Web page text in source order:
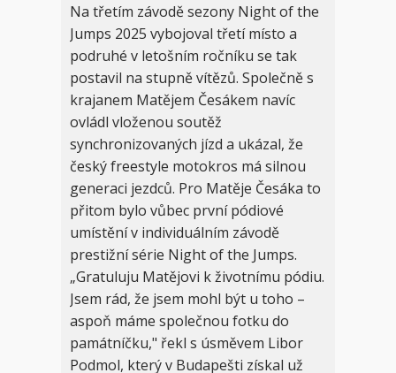
Na třetím závodě sezony Night of the
Jumps 2025 vybojoval třetí místo a
podruhé v letošním ročníku se tak
postavil na stupně vítězů. Společně s
krajanem Matějem Česákem navíc
ovládl vloženou soutěž
synchronizovaných jízd a ukázal, že
český freestyle motokros má silnou
generaci jezdců. Pro Matěje Česáka to
přitom bylo vůbec první pódiové
umístění v individuálním závodě
prestižní série Night of the Jumps.
„Gratuluju Matějovi k životnímu pódiu.
Jsem rád, že jsem mohl být u toho –
aspoň máme společnou fotku do
památníčku," řekl s úsměvem Libor
Podmol, který v Budapešti získal už